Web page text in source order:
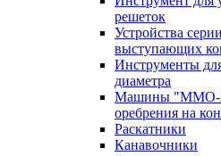
решеток
Устройства
выступающих
Инструменты
диаметра
Машины "ММО-
оребрения на
Раскатники
Канавочники